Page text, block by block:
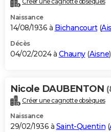
Naissance
14/08/1936 à Bichancourt(
Décès
04/02/2024 à Chauny(Aisne)
Nicole DAUBENTON
Créer une cagnotte obsèques
Naissance
29/02/1936 à Saint-Quentin (